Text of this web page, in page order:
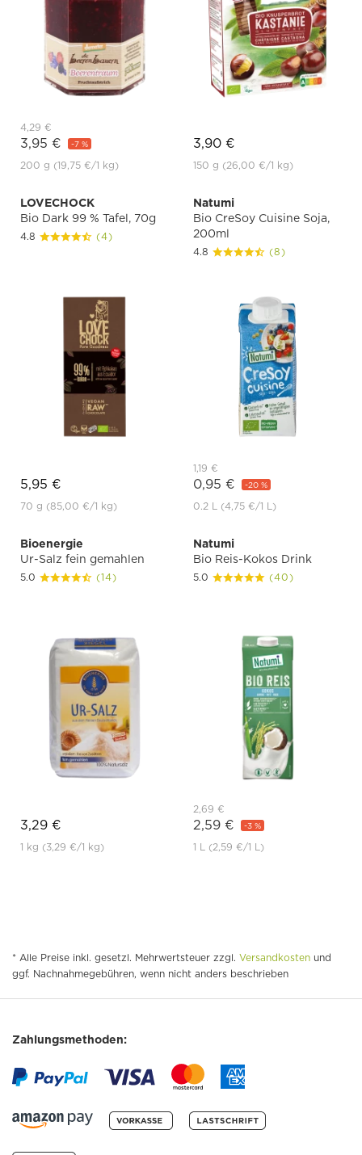
4,29 €
3,95 € -7 %
200 g (19,75 €/1 kg)
3,90 €
150 g (26,00 €/1 kg)
LOVECHOCK
Bio Dark 99 % Tafel, 70g
4.8 (4)
5,95 €
70 g (85,00 €/1 kg)
Natumi
Bio CreSoy Cuisine Soja,
200ml
4.8 (8)
1,19 €
0,95 € -20 %
0.2 L (4,75 €/1 L)
Bioenergie
Ur-Salz fein gemahlen
5.0 (14)
3,29 €
1 kg (3,29 €/1 kg)
Natumi
Bio Reis-Kokos Drink
5.0 (40)
2,69 €
2,59 € -3 %
1 L (2,59 €/1 L)
* Alle Preise inkl. gesetzl. Mehrwertsteuer zzgl. Versandkosten und
ggf. Nachnahmegebühren, wenn nicht anders beschrieben
Zahlungsmethoden: